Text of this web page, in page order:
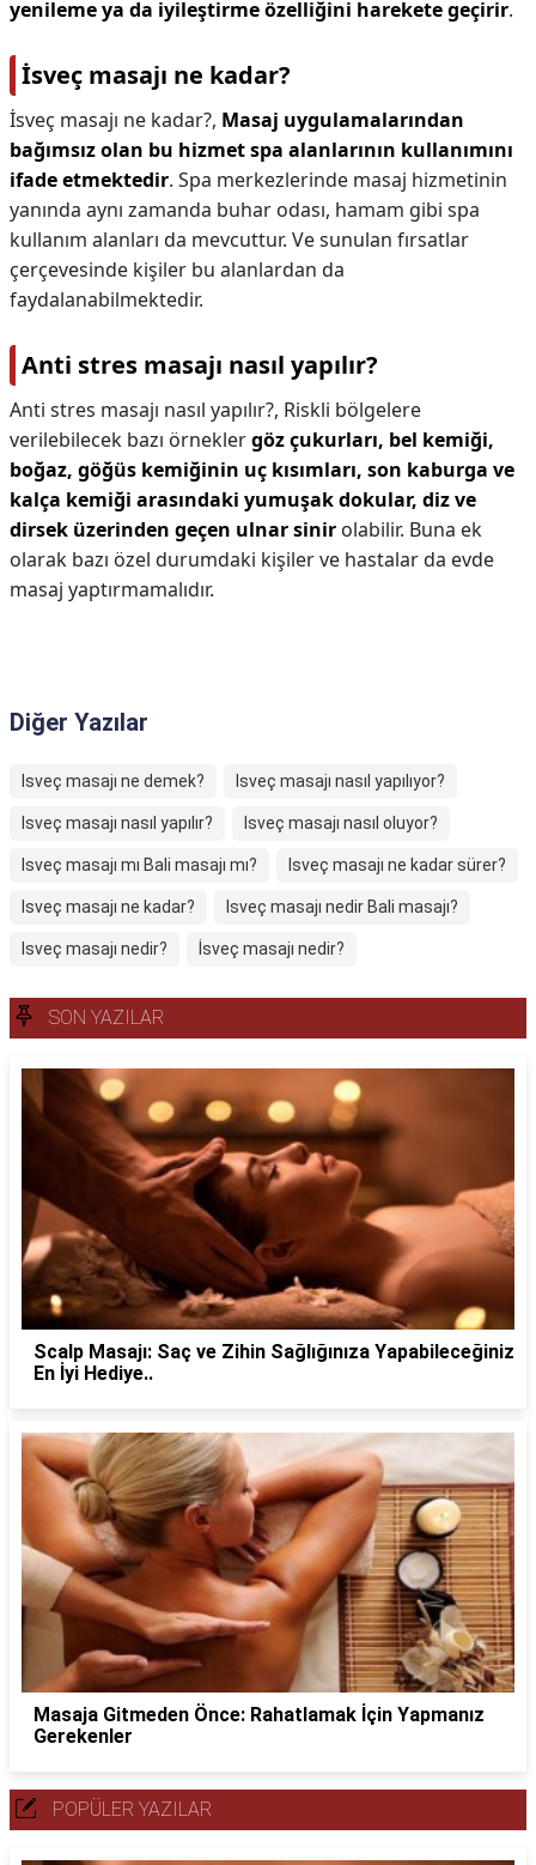
yenileme ya da iyileştirme özelliğini harekete geçirir.
İsveç masajı ne kadar?
İsveç masajı ne kadar?, Masaj uygulamalarından
bağımsız olan bu hizmet spa alanlarının kullanımını
ifade etmektedir. Spa merkezlerinde masaj hizmetinin
yanında aynı zamanda buhar odası, hamam gibi spa
kullanım alanları da mevcuttur. Ve sunulan fırsatlar
çerçevesinde kişiler bu alanlardan da
faydalanabilmektedir.
Anti stres masajı nasıl yapılır?
Anti stres masajı nasıl yapılır?, Riskli bölgelere
verilebilecek bazı örneklergöz çukurları, bel kemiği,
boğaz, göğüs kemiğinin uç kısımları, son kaburga ve
kalça kemiği arasındaki yumuşak dokular, diz ve
dirsek üzerinden geçen ulnar sinir olabilir. Buna ek
olarak bazı özel durumdaki kişiler ve hastalar da evde
masaj yaptırmamalıdır.
Diğer Yazılar
Isveç masajı ne demek? Isveç masajı nasıl yapılıyor?
Isveç masajı nasıl yapılır? Isveç masajı nasıl oluyor?
Isveç masajı mı Bali masajı mı? Isveç masajı ne kadar sürer?
Isveç masajı ne kadar? Isveç masajı nedir Bali masajı?
Isveç masajı nedir? İsveç masajı nedir?
SON YAZILAR
Scalp Masajı: Saç ve Zihin Sağlığınıza Yapabileceğiniz
En İyi Hediye..
Masaja Gitmeden Önce: Rahatlamak İçin Yapmanız
Gerekenler
POPÜLER YAZILAR